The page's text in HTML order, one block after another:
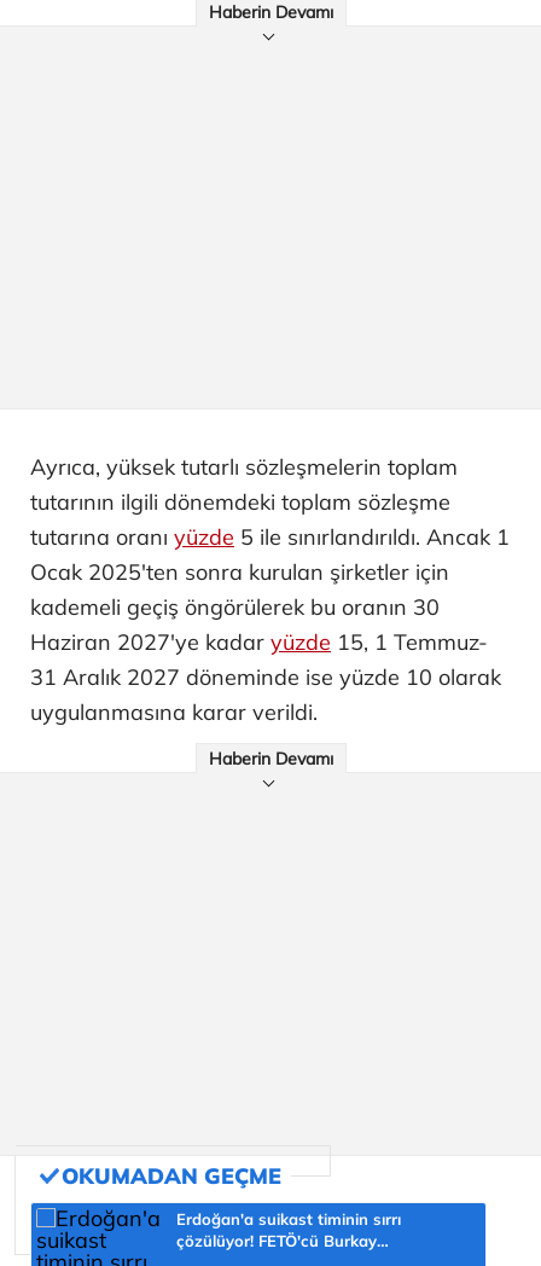
Haberin Devamı
Ayrıca, yüksek tutarlı sözleşmelerin toplam
tutarının ilgili dönemdeki toplam sözleşme
tutarına oranı yüzde 5 ile sınırlandırıldı. Ancak 1
Ocak 2025'ten sonra kurulan şirketler için
kademeli geçiş öngörülerek bu oranın 30
Haziran 2027'ye kadar yüzde 15, 1 Temmuz-
31 Aralık 2027 döneminde ise yüzde 10 olarak
uygulanmasına karar verildi.
Haberin Devamı
Erdoğan'a suikast timinin sırrı
çözülüyor! FETÖ'cü Burkay